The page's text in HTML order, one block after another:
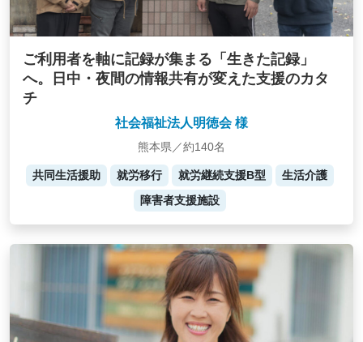
ご利用者を軸に記録が集まる「生きた記録」
へ。日中・夜間の情報共有が変えた支援のカタ
チ
社会福祉法人明徳会 様
熊本県／約140名
共同生活援助 就労移行 就労継続支援B型
生活介護
障害者支援施設